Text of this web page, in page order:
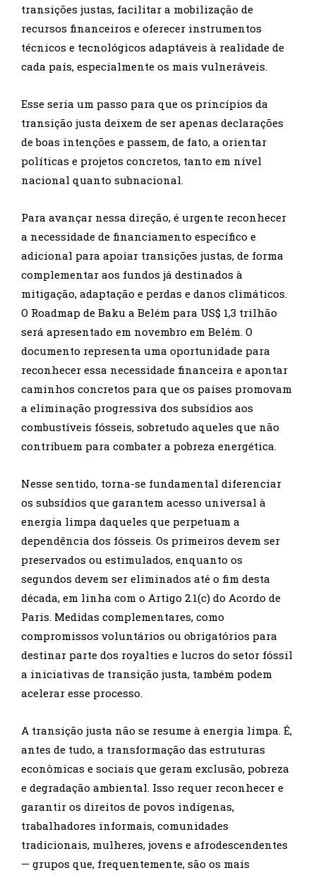
transições justas, facilitar a mobilização de
recursos financeiros e oferecer instrumentos
técnicos e tecnológicos adaptáveis à realidade de
cada país, especialmente os mais vulneráveis.
Esse seria um passo para que os princípios da
transição justa deixem de ser apenas declarações
de boas intenções e passem, de fato, a orientar
políticas e projetos concretos, tanto em nível
nacional quanto subnacional.
Para avançar nessa direção, é urgente reconhecer
a necessidade de financiamento específico e
adicional para apoiar transições justas, de forma
complementar aos fundos já destinados à
mitigação, adaptação e perdas e danos climáticos.
O Roadmap de Baku a Belém para US$ 1,3 trilhão
será apresentado em novembro em Belém. O
documento representa uma oportunidade para
reconhecer essa necessidade financeira e apontar
caminhos concretos para que os países promovam
a eliminação progressiva dos subsídios aos
combustíveis fósseis, sobretudo aqueles que não
contribuem para combater a pobreza energética.
Nesse sentido, torna-se fundamental diferenciar
os subsídios que garantem acesso universal à
energia limpa daqueles que perpetuam a
dependência dos fósseis. Os primeiros devem ser
preservados ou estimulados, enquanto os
segundos devem ser eliminados até o fim desta
década, em linha com o Artigo 2.1(c) do Acordo de
Paris. Medidas complementares, como
compromissos voluntários ou obrigatórios para
destinar parte dos royalties e lucros do setor fóssil
a iniciativas de transição justa, também podem
acelerar esse processo.
A transição justa não se resume à energia limpa. É,
antes de tudo, a transformação das estruturas
econômicas e sociais que geram exclusão, pobreza
e degradação ambiental. Isso requer reconhecer e
garantir os direitos de povos indígenas,
trabalhadores informais, comunidades
tradicionais, mulheres, jovens e afrodescendentes
— grupos que, frequentemente, são os mais